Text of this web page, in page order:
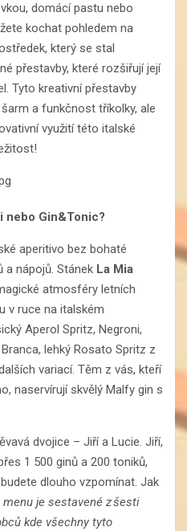
domácí pastu nebo
kochat pohledem na
který se stal
přestavby, které rozšiřují její
Tyto kreativní přestavby
a funkčnost tříkolky, ale
využití této italské
nebo Gin&Tonic?
aperitivo bez bohaté
a nápojů. Stánek La Mia
atmosféry letních
v ruce na italském
Aperol Spritz, Negroni,
lehký Rosato Spritz z
variací. Těm z vás, kteří
naservírují skvělý Malfy gin s
dvojice – Jiří a Lucie. Jiří,
1 500 ginů a 200 toniků,
dlouho vzpomínat. Jak
je sestavené z šesti
kde všechny tyto